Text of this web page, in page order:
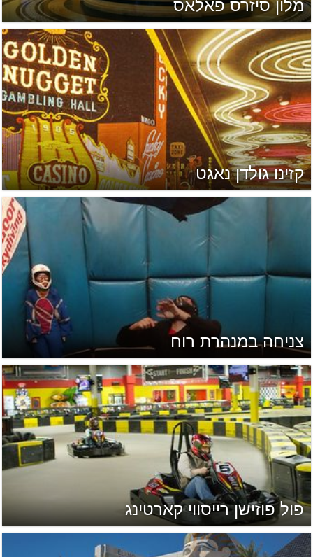
מלון סיזרס פאלאס
קזינו גולדן נאגט
צניחה במנהרת רוח
פול פוזישן רייסווי קארטינג